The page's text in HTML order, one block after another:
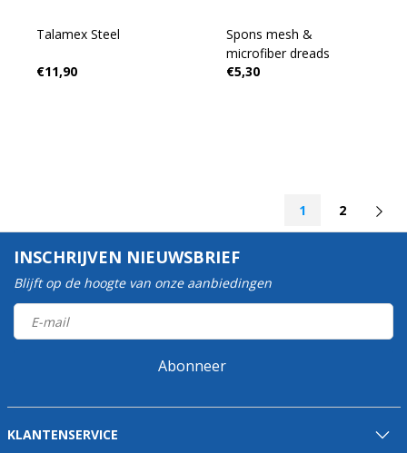
Talamex Steel
€11,90
Spons mesh &
microfiber dreads
€5,30
1 2
INSCHRIJVEN NIEUWSBRIEF
Blijft op de hoogte van onze aanbiedingen
Abonneer
KLANTENSERVICE